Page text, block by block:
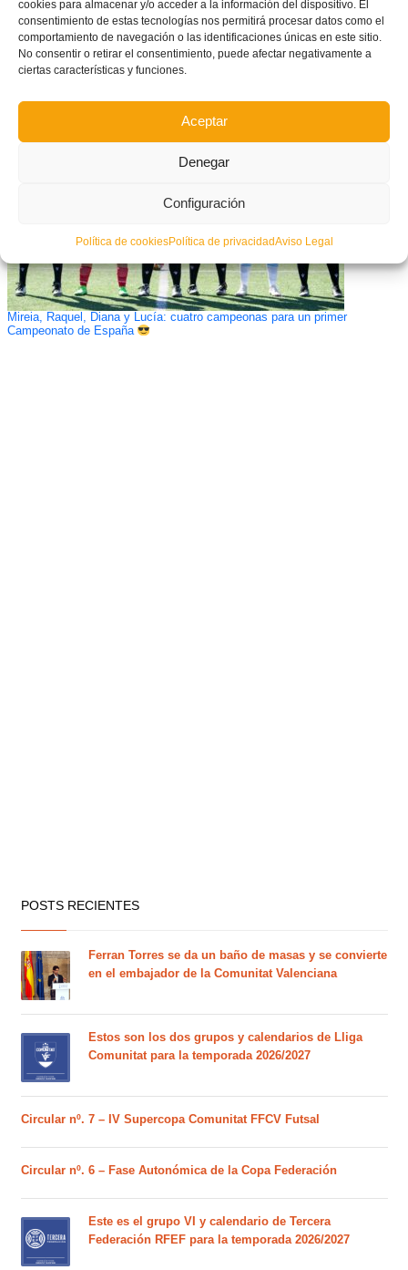
cookies para almacenar y/o acceder a la información del dispositivo. El
consentimiento de estas tecnologías nos permitirá procesar datos como el
comportamiento de navegación o las identificaciones únicas en este sitio.
No consentir o retirar el consentimiento, puede afectar negativamente a
ciertas características y funciones.
Aceptar
Denegar
Configuración
Política de cookiesPolítica de privacidadAviso Legal
CONVOCATORIA: Amistoso de la Selecció Valenciana Valenta sub15 de
fútbol ante el Valencia CF de Lliga À Punt Valenta
Mireia, Raquel, Diana y Lucía: cuatro campeonas para un primer
Campeonato de España
POSTS RECIENTES
Ferran Torres se da un baño de masas y se convierte
en el embajador de la Comunitat Valenciana
Estos son los dos grupos y calendarios de Lliga
Comunitat para la temporada 2026/2027
Circular nº. 7 – IV Supercopa Comunitat FFCV Futsal
Circular nº. 6 – Fase Autonómica de la Copa Federación
Este es el grupo VI y calendario de Tercera
Federación RFEF para la temporada 2026/2027